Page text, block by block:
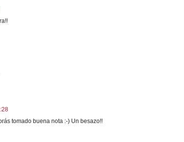
tomado buena nota :-) Un besazo!!